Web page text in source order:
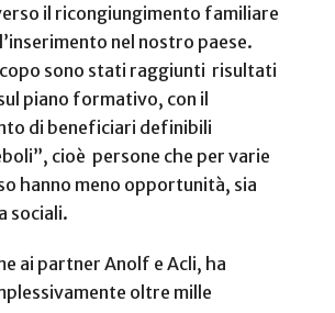
il ricongiungimento familiare
nel nostro paese.
sono stati raggiunti risultati
piano formativo, con il
di beneficiari definibili
cioè persone che per varie
hanno meno opportunità, sia
sociali.
ai partner Anolf e Acli, ha
oltre mille